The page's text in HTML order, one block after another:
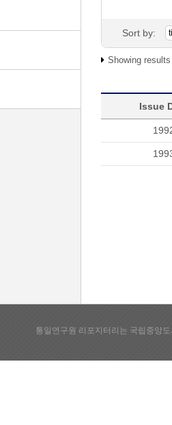
Sort by:
Showing
Issue
통일연구원 리포지터리는 국립중앙